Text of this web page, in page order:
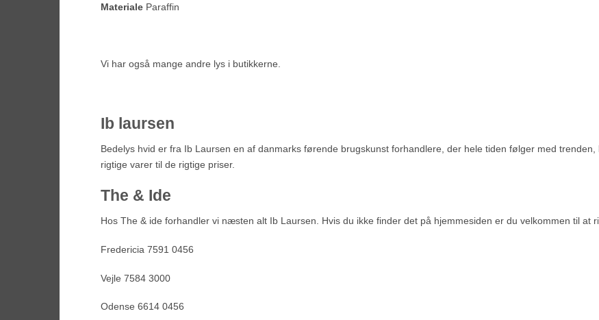
Materiale Paraffin
Vi har også mange andre lys i butikkerne.
Ib laursen
Bedelys hvid er fra Ib Laursen en af danmarks førende brugskunst forhandlere, der hele tiden følger med
rigtige varer til de rigtige priser.
The & Ide
Hos The & ide forhandler vi næsten alt Ib Laursen. Hvis du ikke finder det på hjemmesiden er du velkommen til at
Fredericia 7591 0456
Vejle 7584 3000
Odense 6614 0456